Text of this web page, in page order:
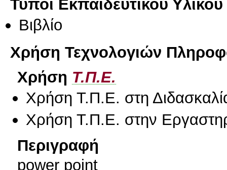
Τύποι Εκπαιδευτικού Υλικού
Βιβλίο
Χρήση Τεχνολογιών
Χρήση Τ.Π.Ε.
Χρήση Τ.Π.Ε. στη
Χρήση Τ.Π.Ε. στην
Περιγραφή
power point